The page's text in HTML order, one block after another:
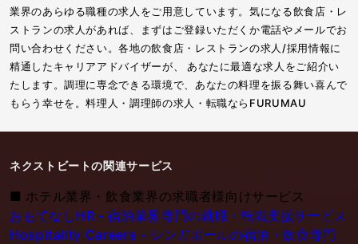
業界のあらゆる職種の求人をご用意しています。気になる飲食店・レ
ストランの求人があれば、まずはご登録いただくか電話やメールでお
問い合わせください。各地の飲食店・レストランの求人/採用情報に
精通したキャリアアドバイザーが、 あなたに最適な求人をご紹介い
たします。調理に専念できる環境で、あなたの料理を振る舞い喜んで
もらう幸せを。料理人・調理師の求人・転職ならFURUMAU
ネクストビートの関連サービス
■ ホテル業界・飲食業界の求職者様向けサービス
おもてなしHR - 宿泊業界専門の就職・転職支援サービス
Hospitality Careers - シンガポールの宿泊・飲食専門